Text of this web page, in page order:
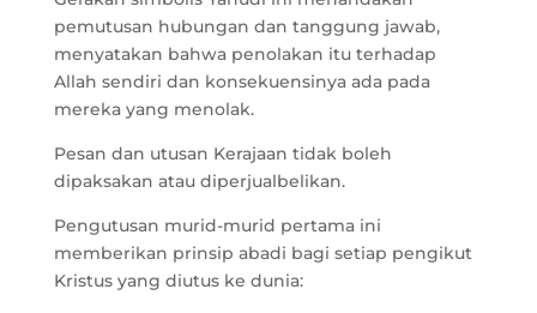
pemutusan hubungan dan tanggung jawab,
menyatakan bahwa penolakan itu terhadap
Allah sendiri dan konsekuensinya ada pada
mereka yang menolak.
Pesan dan utusan Kerajaan tidak boleh
dipaksakan atau diperjualbelikan.
Pengutusan murid-murid pertama ini
memberikan prinsip abadi bagi setiap pengikut
Kristus yang diutus ke dunia: